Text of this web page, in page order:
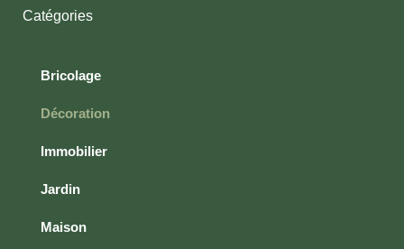
Catégories
Bricolage
Décoration
Immobilier
Jardin
Maison